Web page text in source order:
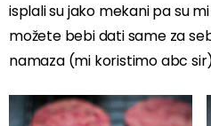
isplali su jako mekani pa su
možete bebi dati same za
namaza (mi koristimo abc